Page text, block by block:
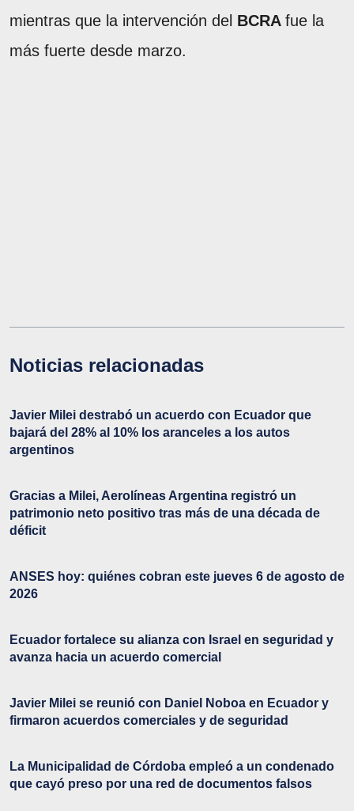
mientras que la intervención del BCRA fue la
más fuerte desde marzo.
Noticias relacionadas
Javier Milei destrabó un acuerdo con Ecuador que
bajará del 28% al 10% los aranceles a los autos
argentinos
Gracias a Milei, Aerolíneas Argentina registró un
patrimonio neto positivo tras más de una década de
déficit
ANSES hoy: quiénes cobran este jueves 6 de agosto de
2026
Ecuador fortalece su alianza con Israel en seguridad y
avanza hacia un acuerdo comercial
Javier Milei se reunió con Daniel Noboa en Ecuador y
firmaron acuerdos comerciales y de seguridad
La Municipalidad de Córdoba empleó a un condenado
que cayó preso por una red de documentos falsos